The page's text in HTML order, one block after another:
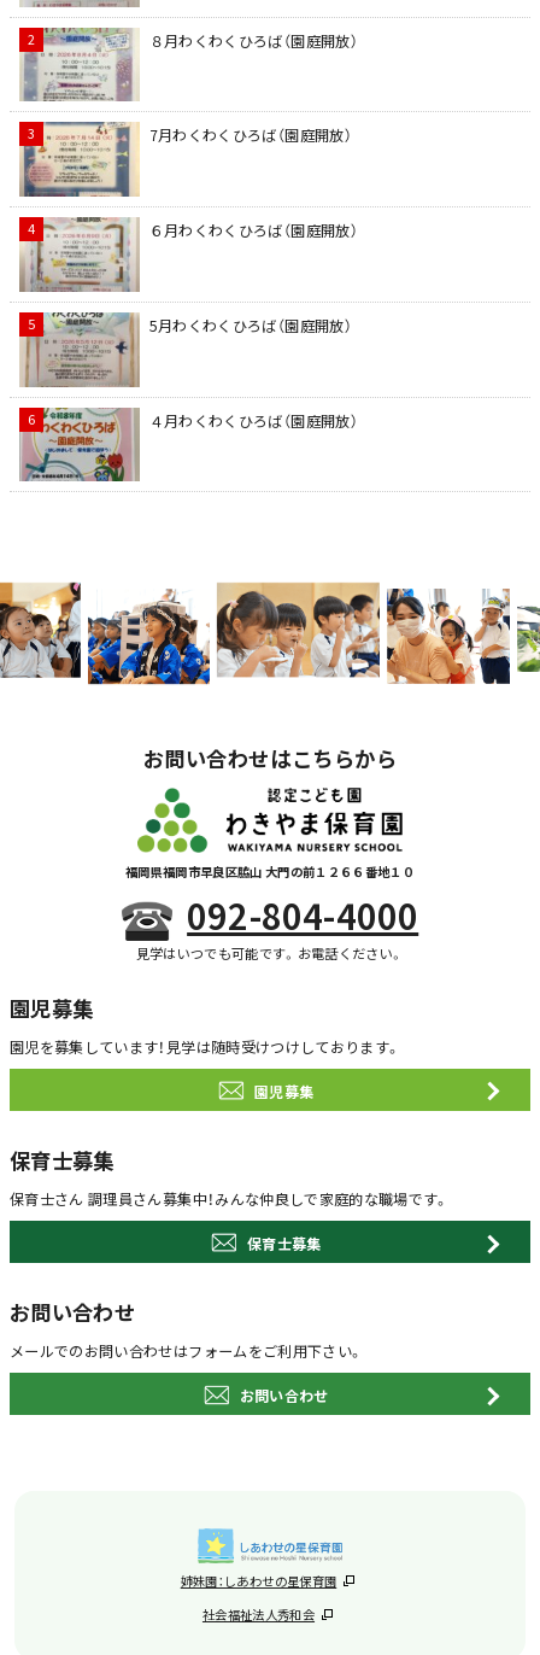
８月わくわくひろば（園庭開放）
7月わくわくひろば（園庭開放）
６月わくわくひろば（園庭開放）
5月わくわくひろば（園庭開放）
４月わくわくひろば（園庭開放）
お問い合わせはこちらから
福岡県福岡市早良区脇山 大門の前１２６６番地１０
092-804-4000
見学はいつでも可能です。お電話ください。
園児募集
園児を募集しています！ 見学は随時受けつけしております。
園児募集
保育士募集
保育士さん 調理員さん募集中！みんな仲良しで家庭的な職場です。
保育士募集
お問い合わせ
メールでのお問い合わせはフォームをご利用下さい。
お問い合わせ
姉妹園：しあわせの星保育園
社会福祉法人秀和会